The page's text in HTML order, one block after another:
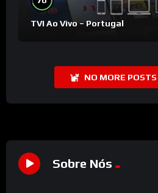
TVI Ao Vivo – Portugal
NO MORE POSTS
Sobre Nós